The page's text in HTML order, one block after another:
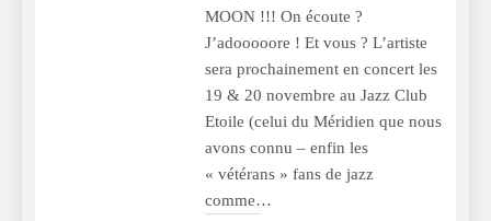
MOON !!! On écoute ?
J’adooooore ! Et vous ? L’artiste
sera prochainement en concert les
19 & 20 novembre au Jazz Club
Etoile (celui du Méridien que nous
avons connu – enfin les
« vétérans » fans de jazz
comme…